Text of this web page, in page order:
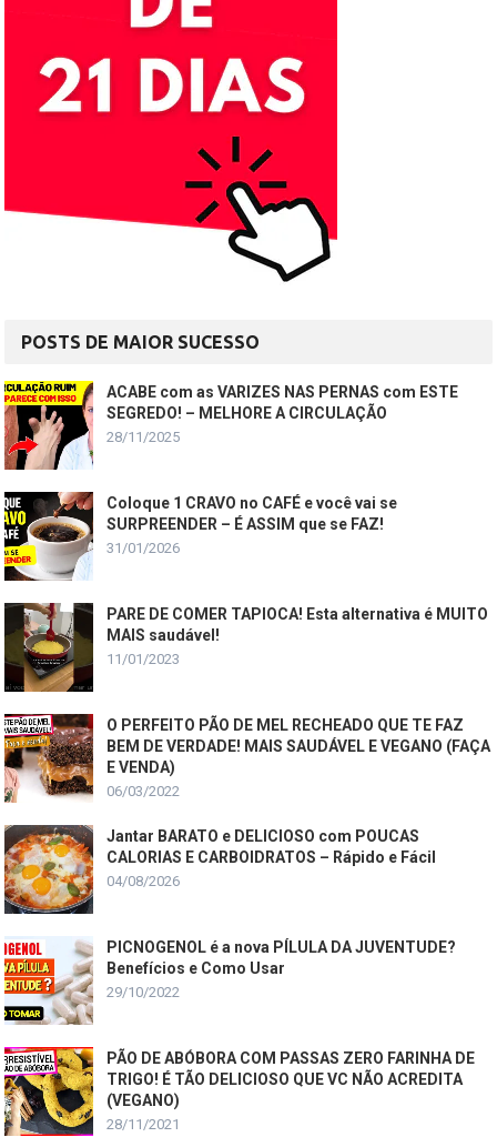
POSTS DE MAIOR SUCESSO
ACABE com as VARIZES NAS PERNAS com ESTE
SEGREDO! – MELHORE A CIRCULAÇÃO
28/11/2025
Coloque 1 CRAVO no CAFÉ e você vai se
SURPREENDER – É ASSIM que se FAZ!
31/01/2026
PARE DE COMER TAPIOCA! Esta alternativa é MUITO
MAIS saudável!
11/01/2023
O PERFEITO PÃO DE MEL RECHEADO QUE TE FAZ
BEM DE VERDADE! MAIS SAUDÁVEL E VEGANO (FAÇA
E VENDA)
06/03/2022
Jantar BARATO e DELICIOSO com POUCAS
CALORIAS E CARBOIDRATOS – Rápido e Fácil
04/08/2026
PICNOGENOL é a nova PÍLULA DA JUVENTUDE?
Benefícios e Como Usar
29/10/2022
PÃO DE ABÓBORA COM PASSAS ZERO FARINHA DE
TRIGO! É TÃO DELICIOSO QUE VC NÃO ACREDITA
(VEGANO)
28/11/2021